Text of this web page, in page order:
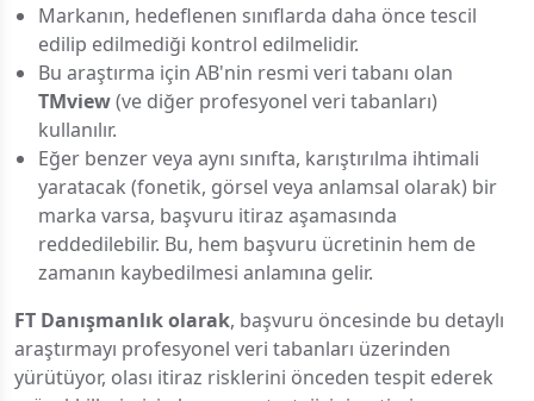
Markanın, hedeflenen sınıflarda daha önce tescil
edilip edilmediği kontrol edilmelidir.
Bu araştırma için AB'nin resmi veri tabanı olan
TMview(ve diğer profesyonel veri tabanları)
kullanılır.
Eğer benzer veya aynı sınıfta, karıştırılma ihtimali
yaratacak (fonetik, görsel veya anlamsal olarak) bir
marka varsa, başvuru itiraz aşamasında
reddedilebilir. Bu, hem başvuru ücretinin hem de
zamanın kaybedilmesi anlamına gelir.
FT Danışmanlık olarak, başvuru öncesinde bu detaylı
araştırmayı profesyonel veri tabanları üzerinden
yürütüyor, olası itiraz risklerini önceden tespit ederek